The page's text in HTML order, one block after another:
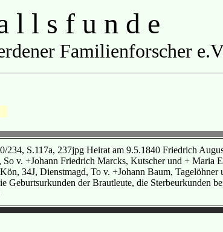
l l s f u n d e
Familienforscher
234, S.117a, 237jpg Heirat am 9.5.1840 Friedrich
v. +Johann Friedrich Marcks, Kutscher und + Maria
34J, Dienstmagd, To v. +Johann Baum, Tagelöhner
Geburtsurkunden der Brautleute, die Sterbeurkunden